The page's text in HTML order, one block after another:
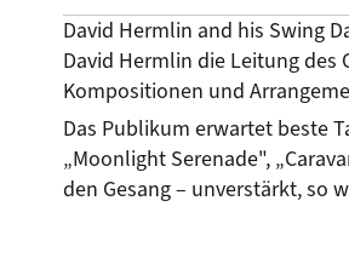
David Hermlin and his Swing
David Hermlin die Leitung des
Kompositionen und
Das Publikum erwartet beste
„Moonlight Serenade",
den Gesang – unverstärkt, so